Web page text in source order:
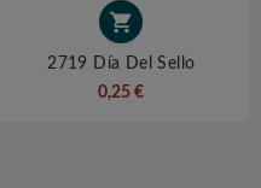

2719 Día Del Sello
0,25 €